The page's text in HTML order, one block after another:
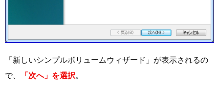
「新しいシンプルボリュームウィザード」が表示されるの
で、
「次へ」を選択。